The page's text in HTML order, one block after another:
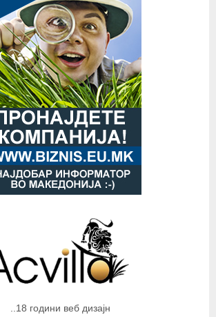
..18 години веб дизајн